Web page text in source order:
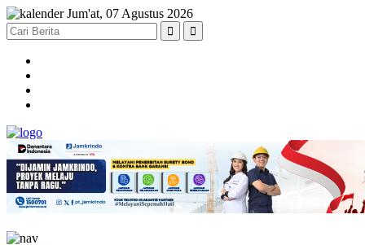
Jum'at, 07 Agustus 2026